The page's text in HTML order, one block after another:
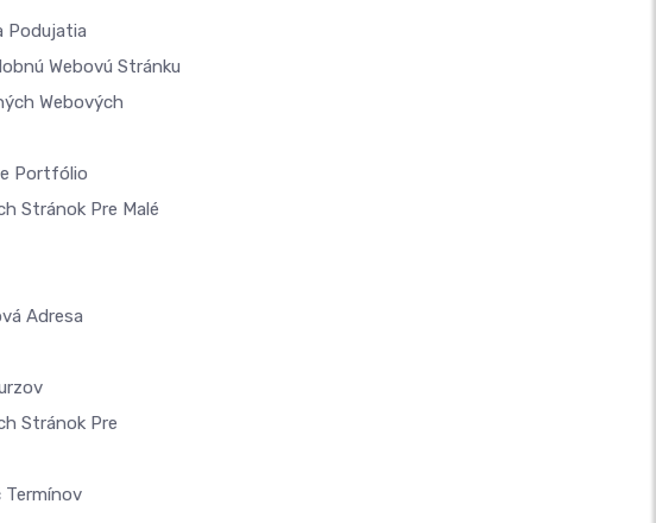
Podujatia
Webovú Stránku
Webových
Portfólio
Stránok Pre Malé
Adresa
Stránok Pre
Termínov